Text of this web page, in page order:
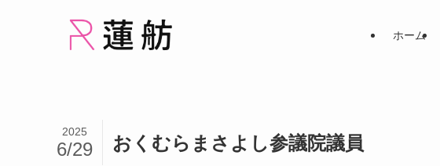
ホーム
おくむらまさよし参議院議員
2025
6/29